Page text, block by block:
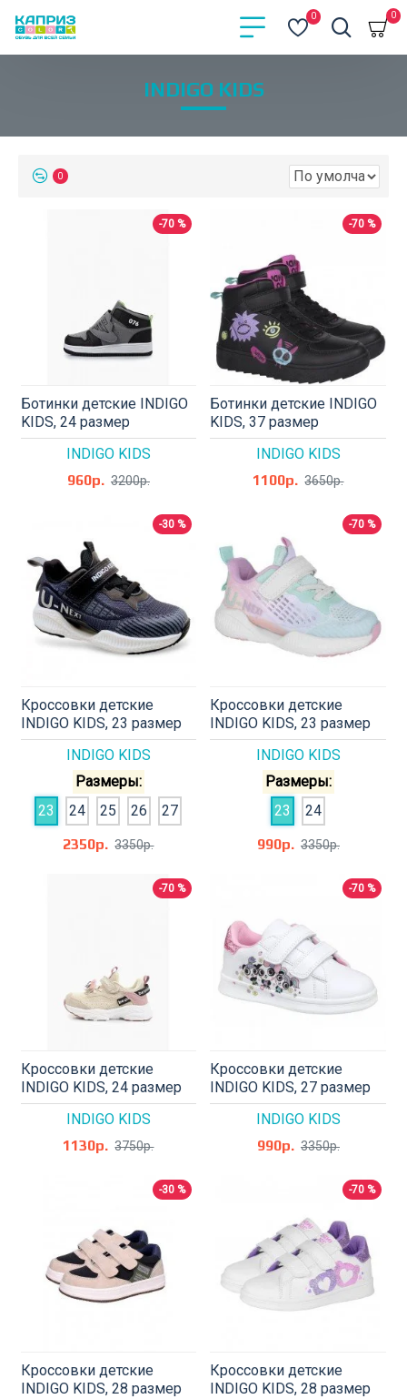
0 0
INDIGO KIDS
0
-70 %
INDIGO KIDS
Ботинки детские INDIGO
KIDS, 24 размер
960р. 3200р.
-70 %
INDIGO KIDS
Ботинки детские INDIGO
KIDS, 37 размер
1100р. 3650р.
-30 %
INDIGO KIDS
Кроссовки детские
INDIGO KIDS, 23 размер
Размеры:
23
24 25 26
27
2350р. 3350р.
-70 %
INDIGO KIDS
Кроссовки детские
INDIGO KIDS, 23 размер
Размеры:
23
24
990р. 3350р.
-70 %
INDIGO KIDS
Кроссовки детские
INDIGO KIDS, 24 размер
1130р. 3750р.
-70 %
INDIGO KIDS
Кроссовки детские
INDIGO KIDS, 27 размер
990р. 3350р.
-30 %
Кроссовки детские
INDIGO KIDS, 28 размер
-70 %
Кроссовки детские
INDIGO KIDS, 28 размер